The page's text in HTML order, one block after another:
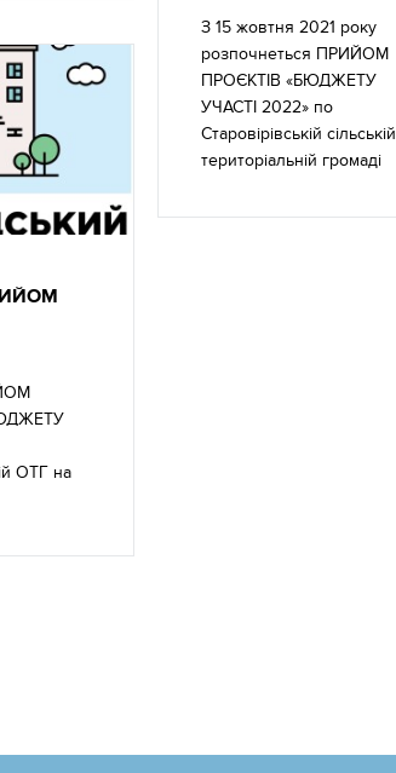
З 15 жовтня 2021 року
розпочнеться ПРИЙОМ
ПРОЄКТІВ «БЮДЖЕТУ
УЧАСТІ 2022» по
Старовірівській сільській
територіальній громаді
ОТГ на